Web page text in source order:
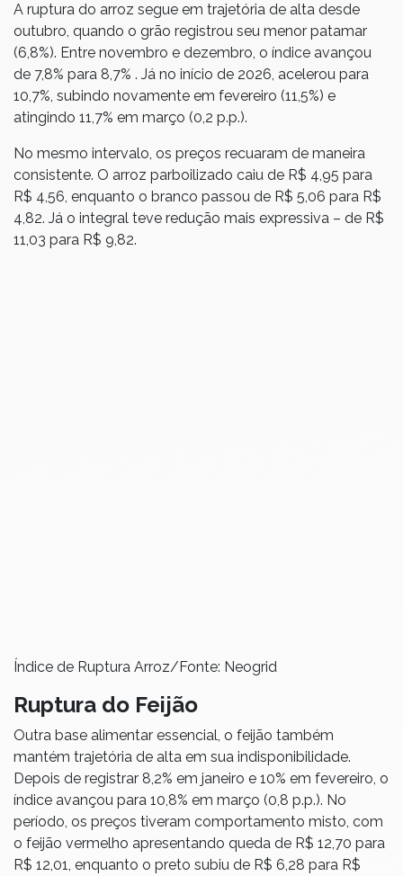
A ruptura do arroz segue em trajetória de alta desde
outubro, quando o grão registrou seu menor patamar
(6,8%). Entre novembro e dezembro, o índice avançou
de 7,8% para 8,7% . Já no início de 2026, acelerou para
10,7%, subindo novamente em fevereiro (11,5%) e
atingindo 11,7% em março (0,2 p.p.).
No mesmo intervalo, os preços recuaram de maneira
consistente. O arroz parboilizado caiu de R$ 4,95 para
R$ 4,56, enquanto o branco passou de R$ 5,06 para R$
4,82. Já o integral teve redução mais expressiva – de R$
11,03 para R$ 9,82.
Índice de Ruptura Arroz/Fonte: Neogrid
Ruptura do Feijão
Outra base alimentar essencial, o feijão também
mantém trajetória de alta em sua indisponibilidade.
Depois de registrar 8,2% em janeiro e 10% em fevereiro, o
índice avançou para 10,8% em março (0,8 p.p.). No
período, os preços tiveram comportamento misto, com
o feijão vermelho apresentando queda de R$ 12,70 para
R$ 12,01, enquanto o preto subiu de R$ 6,28 para R$